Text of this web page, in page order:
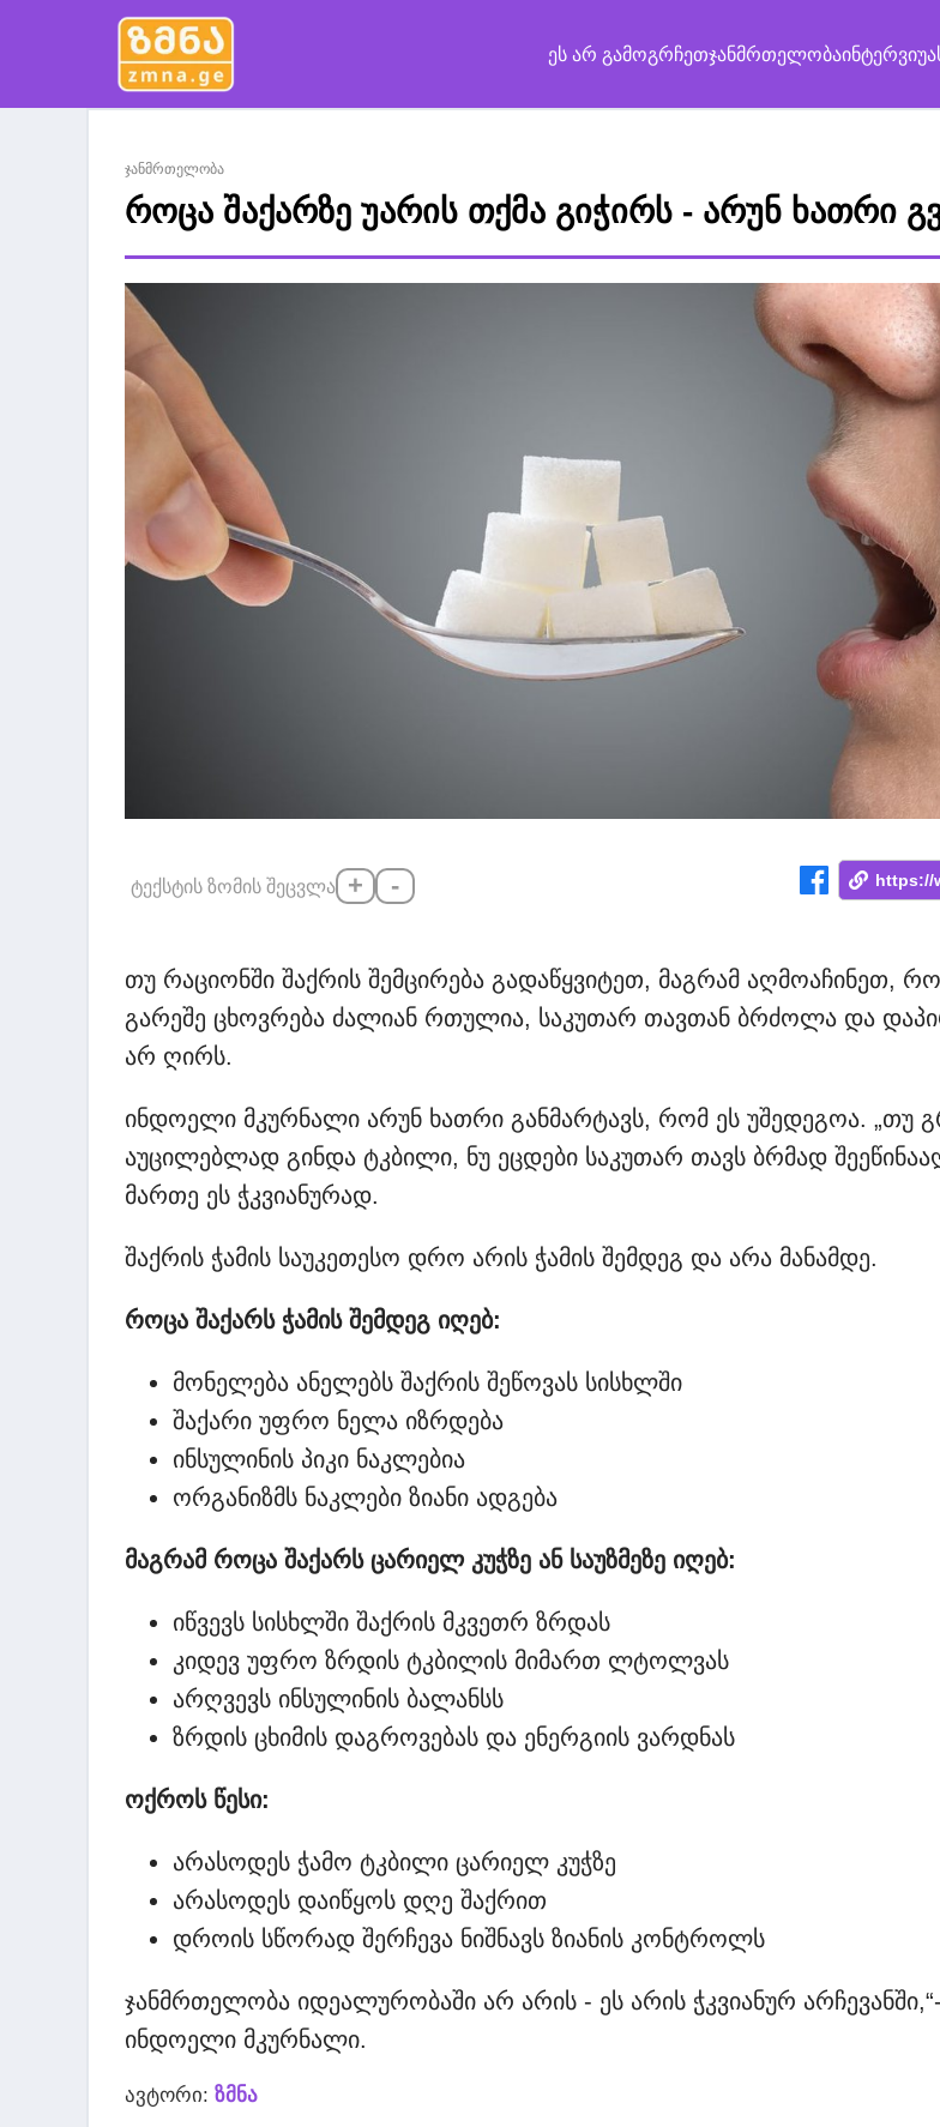
ეს არ გამოგრჩეთჯანმრთელობაინტერვიუ
ჯანმრთელობა
როცა შაქარზე უარის თქმა გიჭირს - არუნ ხათრი
ტექსტის ზომის შეცვლა + -
თუ რაციონში შაქრის შემცირება გადაწყვიტეთ, მაგრამ აღმოაჩინეთ,
გარეშე ცხოვრება ძალიან რთულია, საკუთარ თავთან ბრძოლა და
არ ღირს.
ინდოელი მკურნალი არუნ ხათრი განმარტავს, რომ ეს უშედეგოა. „თუ
აუცილებლად გინდა ტკბილი, ნუ ეცდები საკუთარ თავს ბრმად
მართე ეს ჭკვიანურად.
შაქრის ჭამის საუკეთესო დრო არის ჭამის შემდეგ და არა მანამდე.
როცა შაქარს ჭამის შემდეგ იღებ:
მონელება ანელებს შაქრის შეწოვას სისხლში
შაქარი უფრო ნელა იზრდება
ინსულინის პიკი ნაკლებია
ორგანიზმს ნაკლები ზიანი ადგება
მაგრამ როცა შაქარს ცარიელ კუჭზე ან საუზმეზე იღებ:
იწვევს სისხლში შაქრის მკვეთრ ზრდას
კიდევ უფრო ზრდის ტკბილის მიმართ ლტოლვას
არღვევს ინსულინის ბალანსს
ზრდის ცხიმის დაგროვებას და ენერგიის ვარდნას
ოქროს წესი:
არასოდეს ჭამო ტკბილი ცარიელ კუჭზე
არასოდეს დაიწყოს დღე შაქრით
დროის სწორად შერჩევა ნიშნავს ზიანის კონტროლს
ჯანმრთელობა იდეალურობაში არ არის - ეს არის ჭკვიანურ
ინდოელი მკურნალი.
ავტორი: ზმნა